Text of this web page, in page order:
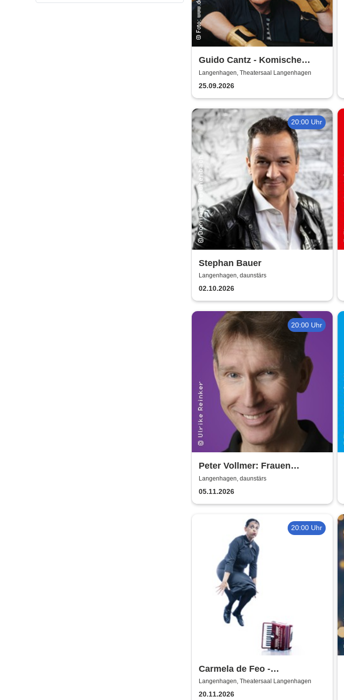
Guido Cantz - Komische
Zeiten | Das neue Programm
Langenhagen, Theatersaal Langenhagen
25.09.2026
20:00 Uhr
Stephan Bauer
Langenhagen, daunstärs
02.10.2026
20:00 Uhr
Peter Vollmer: Frauen
verblühen - Männer verduften
Langenhagen, daunstärs
05.11.2026
20:00 Uhr
Carmela de Feo -
Froschkönigin - 20 Jahre La
Signora
Langenhagen, Theatersaal Langenhagen
20.11.2026